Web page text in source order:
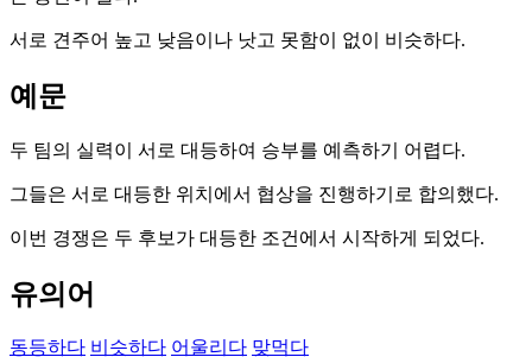
서로 견주어 높고 낮음이나 낫고 못함이 없이 비슷하다.
예문
두 팀의 실력이 서로 대등하여 승부를 예측하기 어렵다.
그들은 서로 대등한 위치에서 협상을 진행하기로 합의했다.
이번 경쟁은 두 후보가 대등한 조건에서 시작하게 되었다.
유의어
동등하다 비슷하다 어울리다 맞먹다